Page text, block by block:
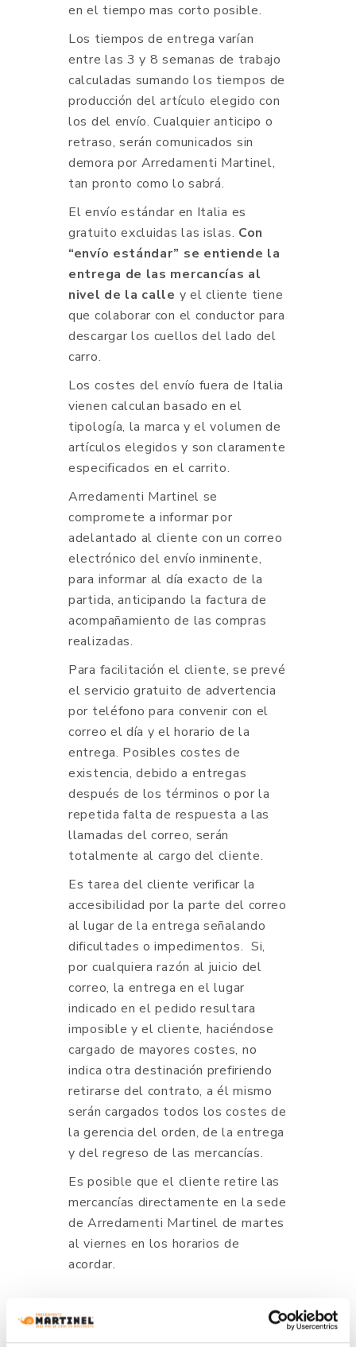
en el tiempo mas corto posible.
Los tiempos de entrega varían
entre las 3 y 8 semanas de trabajo
calculadas sumando los tiempos de
producción del artículo elegido con
los del envío. Cualquier anticipo o
retraso, serán comunicados sin
demora por Arredamenti Martinel,
tan pronto como lo sabrá.
El envío estándar en Italia es
gratuito excluidas las islas. Con
“envío estándar” se entiende la
entrega de las mercancías al
nivel de la calle y el cliente tiene
que colaborar con el conductor para
descargar los cuellos del lado del
carro.
Los costes del envío fuera de Italia
vienen calculan basado en el
tipología, la marca y el volumen de
artículos elegidos y son claramente
especificados en el carrito.
Arredamenti Martinel se
compromete a informar por
adelantado al cliente con un correo
electrónico del envío inminente,
para informar al día exacto de la
partida, anticipando la factura de
acompañamiento de las compras
realizadas.
Para facilitación el cliente, se prevé
el servicio gratuito de advertencia
por teléfono para convenir con el
correo el día y el horario de la
entrega. Posibles costes de
existencia, debido a entregas
después de los términos o por la
repetida falta de respuesta a las
llamadas del correo, serán
totalmente al cargo del cliente.
Es tarea del cliente verificar la
accesibilidad por la parte del correo
al lugar de la entrega señalando
dificultades o impedimentos. Si,
por cualquiera razón al juicio del
correo, la entrega en el lugar
indicado en el pedido resultara
imposible y el cliente, haciéndose
cargado de mayores costes, no
indica otra destinación prefiriendo
retirarse del contrato, a él mismo
serán cargados todos los costes de
la gerencia del orden, de la entrega
y del regreso de las mercancías.
Es posible que el cliente retire las
mercancías directamente en la sede
de Arredamenti Martinel de martes
al viernes en los horarios de
acordar.
Obligación del cliente en el
momento de la entrega y en